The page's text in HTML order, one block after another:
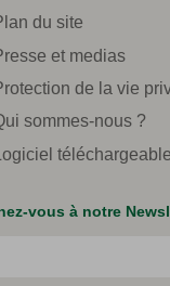
du site
et medias
de la vie
sommes-nous ?
Logiciel téléchargeable
vous à notre